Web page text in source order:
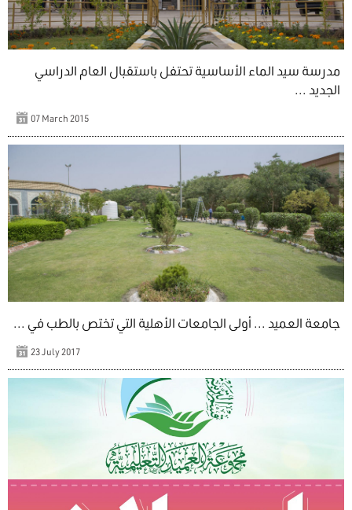
مدرسة سيد الماء الأساسية تحتفل باستقبال العام الدراسي
الجديد ...
07 March 2015
جامعة العميد ... أولى الجامعات الأهلية التي تختص بالطب في ...
23 July 2017